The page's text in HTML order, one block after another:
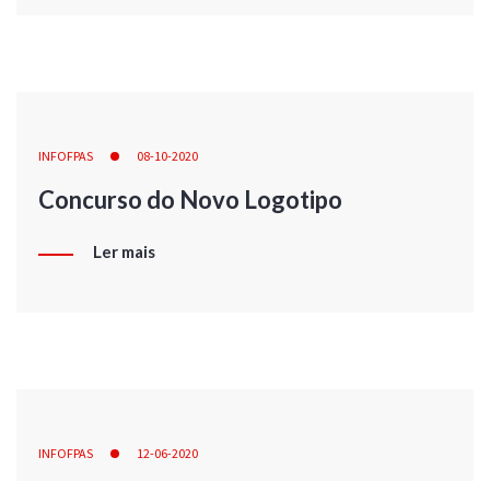
INFOFPAS 08-10-2020
Concurso do Novo Logotipo
Ler mais
INFOFPAS 12-06-2020